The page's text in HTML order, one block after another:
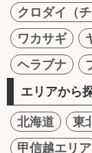
クロダイ（チ
ワカサギ
ヘラブナ
エリアから
北海道 東
甲信越エリア